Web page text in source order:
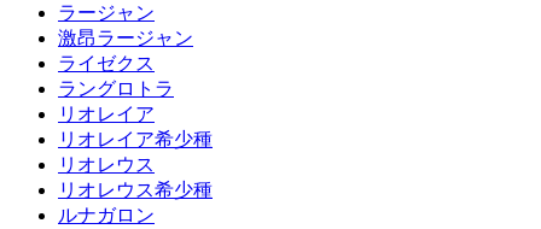
ラージャン
激昂ラージャン
ライゼクス
ラングロトラ
リオレイア
リオレイア希少種
リオレウス
リオレウス希少種
ルナガロン